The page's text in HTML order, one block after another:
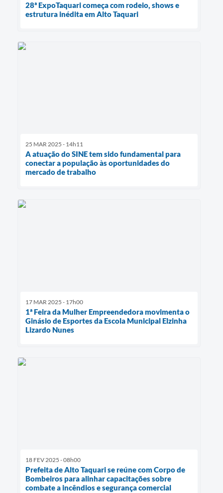
28ª ExpoTaquari começa com rodeio, shows e
estrutura inédita em Alto Taquari
25 MAR 2025 - 14h11
A atuação do SINE tem sido fundamental para
conectar a população às oportunidades do
mercado de trabalho
17 MAR 2025 - 17h00
1ª Feira da Mulher Empreendedora movimenta o
Ginásio de Esportes da Escola Municipal Elzinha
Lizardo Nunes
18 FEV 2025 - 08h00
Prefeita de Alto Taquari se reúne com Corpo de
Bombeiros para alinhar capacitações sobre
combate a incêndios e segurança comercial